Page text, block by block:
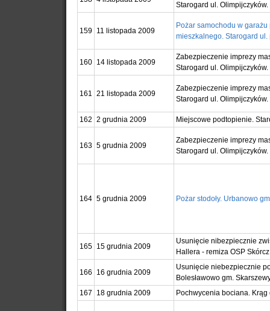
Starogard ul. Olimpijczyków.
159 11 listopada 2009
Pożar samochodu w garażu
mieszkalnego. Starogard ul.
160 14 listopada 2009
Zabezpieczenie imprezy
Starogard ul. Olimpijczyków.
161 21 listopada 2009
Zabezpieczenie imprezy
Starogard ul. Olimpijczyków.
162 2 grudnia 2009 Miejscowe podtopienie.
163 5 grudnia 2009
Zabezpieczenie imprezy
Starogard ul. Olimpijczyków.
164 5 grudnia 2009 Pożar stodoły. Urbanowo
165 15 grudnia 2009
Usunięcie nibezpiecznie
Hallera - remiza OSP
166 16 grudnia 2009
Usunięcie niebezpiecznie
Bolesławowo gm.
167
18 grudnia 2009 Pochwycenia bociana. Krąg